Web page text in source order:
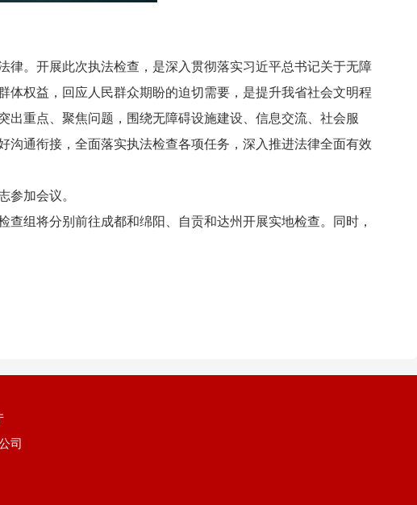
。开展此次执法检查，是深入贯彻落实习近平总书记关于无障
权益，回应人民群众期盼的迫切需要，是提升我省社会文明程
重点、聚焦问题，围绕无障碍设施建设、信息交流、社会服
通衔接，全面落实执法检查各项任务，深入推进法律全面有效
加会议。
组将分别前往成都和绵阳、自贡和达州开展实地检查。同时，
司